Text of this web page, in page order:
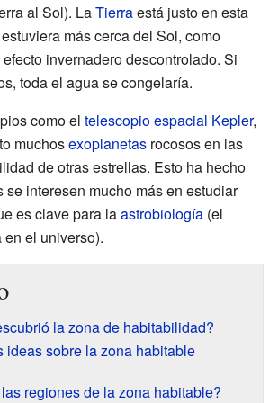
al Sol). LaTierraestá justo en esta
más cerca del Sol, como
invernadero descontrolado. Si
toda el agua se congelaría.
como el telescopio espacial Kepler,
muchosexoplanetas rocosos en las
de otras estrellas. Esto ha hecho
se interesen mucho más en estudiar
es clave para laastrobiología (el
el universo).
la zona de habitabilidad?
ideas sobre la zona habitable
regiones de la zona habitable?